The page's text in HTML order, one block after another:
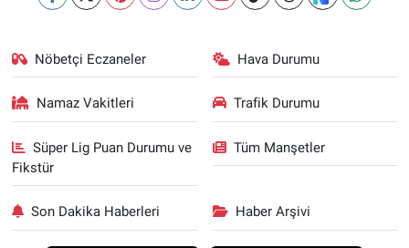
Nöbetçi Eczaneler Hava Durumu
Namaz Vakitleri Trafik Durumu
Süper Lig Puan Durumu ve
Fikstür
Tüm Manşetler
Son Dakika Haberleri Haber Arşivi